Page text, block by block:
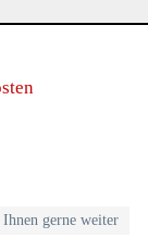
gerne weiter